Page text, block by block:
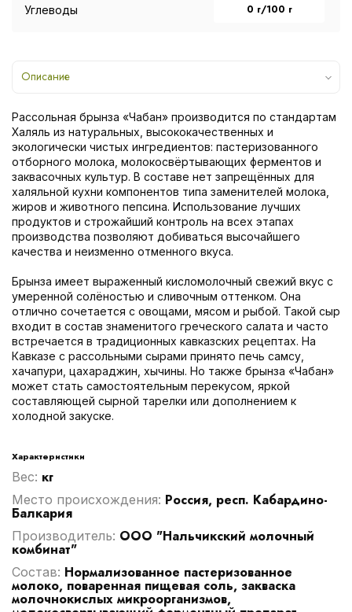
Углеводы 0 г/100 г
Описание
Рассольная брынза «Чабан» производится по стандартам
Халяль из натуральных, высококачественных и
экологически чистых ингредиентов: пастеризованного
отборного молока, молокосвёртывающих ферментов и
заквасочных культур. В составе нет запрещённых для
халяльной кухни компонентов типа заменителей молока,
жиров и животного пепсина. Использование лучших
продуктов и строжайший контроль на всех этапах
производства позволяют добиваться высочайшего
качества и неизменно отменного вкуса.
Брынза имеет выраженный кисломолочный свежий вкус с
умеренной солёностью и сливочным оттенком. Она
отлично сочетается с овощами, мясом и рыбой. Такой сыр
входит в состав знаменитого греческого салата и часто
встречается в традиционных кавказских рецептах. На
Кавказе с рассольными сырами принято печь самсу,
хачапури, цахараджин, хычины. Но также брынза «Чабан»
может стать самостоятельным перекусом, яркой
составляющей сырной тарелки или дополнением к
холодной закуске.
Характеристики
Вес: кг
Место происхождения: Россия, респ. Кабардино-
Балкария
Производитель: ООО "Нальчикский молочный
комбинат"
Cостав: Нормализованное пастеризованное
молоко, поваренная пищевая соль, закваска
молочнокислых микроорганизмов,